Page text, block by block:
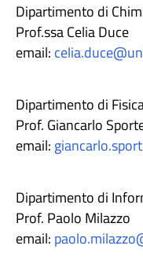
Dipartimento di
Prof.ssa Celia Duce
email:
Dipartimento di
Prof. Giancarlo
email:
Dipartimento di
Prof. Paolo Milazzo
email: